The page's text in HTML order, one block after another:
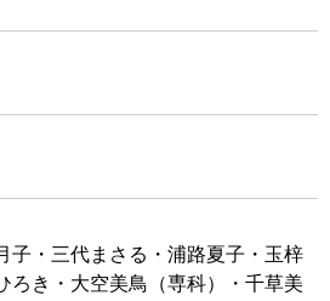
子・三代まさる・浦路夏子・玉梓
ろき・大空美鳥（専科）・千草美